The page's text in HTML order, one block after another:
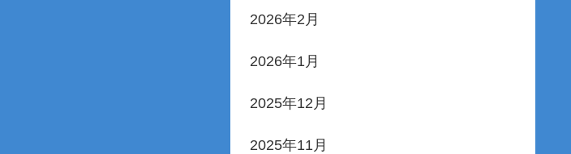
2026年2月
2026年1月
2025年12月
2025年11月